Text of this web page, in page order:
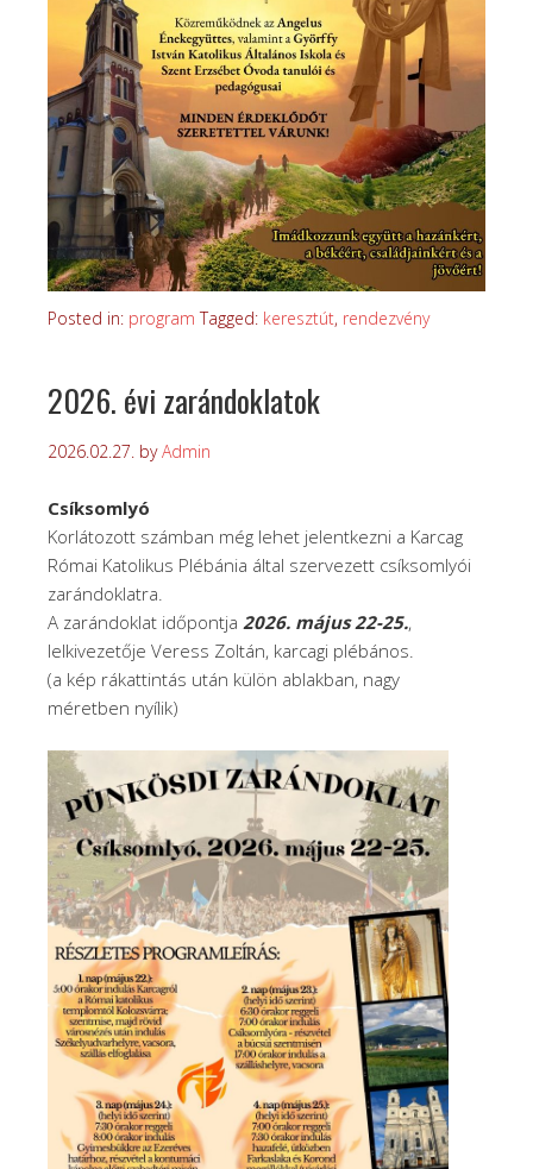
Posted in: program Tagged: keresztút, rendezvény
2026. évi zarándoklatok
2026.02.27. byAdmin
Csíksomlyó
Korlátozott számban még lehet jelentkezni a Karcag
Római Katolikus Plébánia által szervezett csíksomlyói
zarándoklatra.
A zarándoklat időpontja 2026. május 22-25.,
lelkivezetője Veress Zoltán, karcagi plébános.
(a kép rákattintás után külön ablakban, nagy
méretben nyílik)